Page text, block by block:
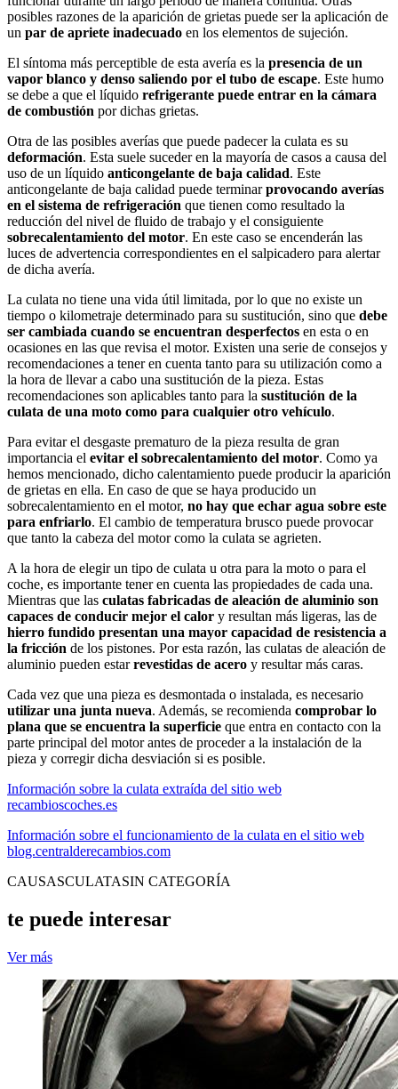
posibles razones de la aparición de grietas puede ser la aplicación de
un par de apriete inadecuado en los elementos de sujeción.
El síntoma más perceptible de esta avería es la presencia de un
vapor blanco y denso saliendo por el tubo de escape. Este humo
se debe a que el líquido refrigerante puede entrar en la cámara
de combustión por dichas grietas.
Otra de las posibles averías que puede padecer la culata es su
deformación. Esta suele suceder en la mayoría de casos a causa del
uso de un líquido anticongelante de baja calidad. Este
anticongelante de baja calidad puede terminarprovocando averías
en el sistema de refrigeración que tienen como resultado la
reducción del nivel de fluido de trabajo y el consiguiente
sobrecalentamiento del motor. En este caso se encenderán las
luces de advertencia correspondientes en el salpicadero para alertar
de dicha avería.
La culata no tiene una vida útil limitada, por lo que no existe un
tiempo o kilometraje determinado para su sustitución, sino que debe
ser cambiada cuando se encuentran desperfectos en esta o en
ocasiones en las que revisa el motor. Existen una serie de consejos y
recomendaciones a tener en cuenta tanto para su utilización como a
la hora de llevar a cabo una sustitución de la pieza. Estas
recomendaciones son aplicables tanto para la sustitución de la
culata de una moto como para cualquier otro vehículo.
Para evitar el desgaste prematuro de la pieza resulta de gran
importancia el evitar el sobrecalentamiento del motor. Como ya
hemos mencionado, dicho calentamiento puede producir la aparición
de grietas en ella. En caso de que se haya producido un
sobrecalentamiento en el motor, no hay que echar agua sobre este
para enfriarlo. El cambio de temperatura brusco puede provocar
que tanto la cabeza del motor como la culata se agrieten.
A la hora de elegir un tipo de culata u otra para la moto o para el
coche, es importante tener en cuenta las propiedades de cada una.
Mientras que las culatas fabricadas de aleación de aluminio son
capaces de conducir mejor el calor y resultan más ligeras, las de
hierro fundido presentan una mayor capacidad de resistencia a
la fricción de los pistones. Por esta razón, las culatas de aleación de
aluminio pueden estarrevestidas de acero y resultar más caras.
Cada vez que una pieza es desmontada o instalada, es necesario
utilizar una junta nueva. Además, se recomienda comprobar lo
plana que se encuentra la superficie que entra en contacto con la
parte principal del motor antes de proceder a la instalación de la
pieza y corregir dicha desviación si es posible.
Información sobre la culata extraída del sitio web
recambioscoches.es
Información sobre el funcionamiento de la culata en el sitio web
blog.centralderecambios.com
CAUSASCULATASIN CATEGORÍA
te puede interesar
Ver más